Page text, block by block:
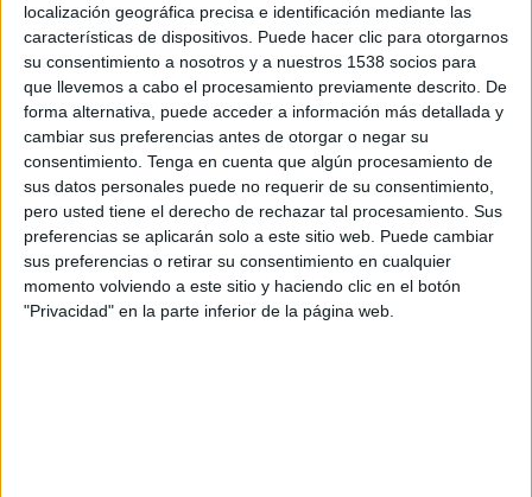
localización geográfica precisa e identificación mediante las
características de dispositivos. Puede hacer clic para otorgarnos
su consentimiento a nosotros y a nuestros 1538 socios para
que llevemos a cabo el procesamiento previamente descrito. De
forma alternativa, puede acceder a información más detallada y
cambiar sus preferencias antes de otorgar o negar su
consentimiento. Tenga en cuenta que algún procesamiento de
sus datos personales puede no requerir de su consentimiento,
pero usted tiene el derecho de rechazar tal procesamiento. Sus
preferencias se aplicarán solo a este sitio web. Puede cambiar
sus preferencias o retirar su consentimiento en cualquier
momento volviendo a este sitio y haciendo clic en el botón
"Privacidad" en la parte inferior de la página web.
Girona gairebé dobla la recaptació de
l’IBI als pisos buits i estudia apujar el
recàrrec
Vidreres frena 70 intents d’ocupació i
en deixa el balanç a zero aquest any
Marc Puigtió trenca amb ERC i
abandona definitivament la política